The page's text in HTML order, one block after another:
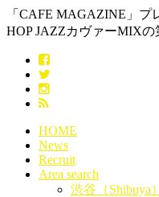
「CAFE MAGAZINE」プ
HOP JAZZカヴァーMIXの
HOME
News
Recruit
Area search
渋谷（Shibuya）